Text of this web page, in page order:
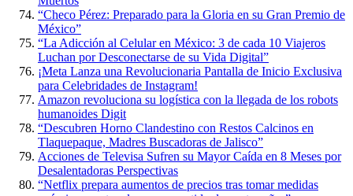
“Checo Pérez: Preparado para la Gloria en su Gran Premio de
México”
“La Adicción al Celular en México: 3 de cada 10 Viajeros
Luchan por Desconectarse de su Vida Digital”
¡Meta Lanza una Revolucionaria Pantalla de Inicio Exclusiva
para Celebridades de Instagram!
Amazon revoluciona su logística con la llegada de los robots
humanoides Digit
“Descubren Horno Clandestino con Restos Calcinos en
Tlaquepaque, Madres Buscadoras de Jalisco”
Acciones de Televisa Sufren su Mayor Caída en 8 Meses por
Desalentadoras Perspectivas
“Netflix prepara aumentos de precios tras tomar medidas